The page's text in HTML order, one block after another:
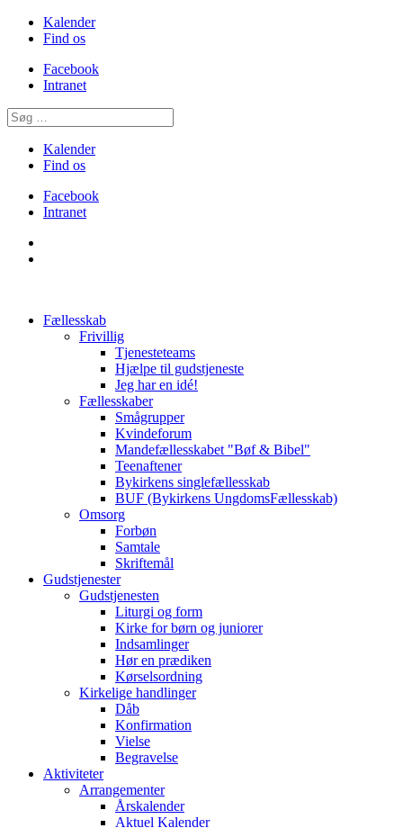
Kalender
Find os
Facebook
Intranet
Kalender
Find os
Facebook
Intranet
Fællesskab
Frivillig
Tjenesteteams
Hjælpe til gudstjeneste
Jeg har en idé!
Fællesskaber
Smågrupper
Kvindeforum
Mandefællesskabet "Bøf & Bibel"
Teenaftener
Bykirkens singlefællesskab
BUF (Bykirkens UngdomsFællesskab)
Omsorg
Forbøn
Samtale
Skriftemål
Gudstjenester
Gudstjenesten
Liturgi og form
Kirke for børn og juniorer
Indsamlinger
Hør en prædiken
Kørselsordning
Kirkelige handlinger
Dåb
Konfirmation
Vielse
Begravelse
Aktiviteter
Arrangementer
Årskalender
Aktuel Kalender